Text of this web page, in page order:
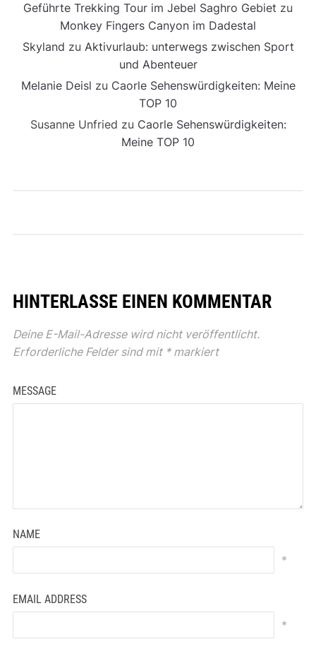
Geführte Trekking Tour im Jebel Saghro Gebiet zu
Monkey Fingers Canyon im Dadestal
Skyland zu Aktivurlaub: unterwegs zwischen Sport
und Abenteuer
Melanie Deisl zu Caorle Sehenswürdigkeiten: Meine
TOP 10
Susanne Unfried zu Caorle Sehenswürdigkeiten:
Meine TOP 10
HINTERLASSE EINEN KOMMENTAR
Deine E-Mail-Adresse wird nicht veröffentlicht.
Erforderliche Felder sind mit *markiert
MESSAGE
NAME
*
EMAIL ADDRESS
*